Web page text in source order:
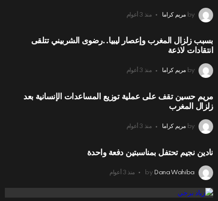
by مريم كراما منذ 3 أعوام
بسبب زلزال المغرب وإعصار ليبيا..رضوى الشربيني تتلقى
انتقادات لاذعة
by مريم كراما منذ 3 أعوام
مريم حسين تقف على عملية توزيع المساعدات الإنسانية بعد
زلزال المغرب
by مريم كراما منذ 3 أعوام
نادين نجيم تحتفل بمناسبتين دفعة واحدة
by Dana Wahiba منذ 3 أعوام